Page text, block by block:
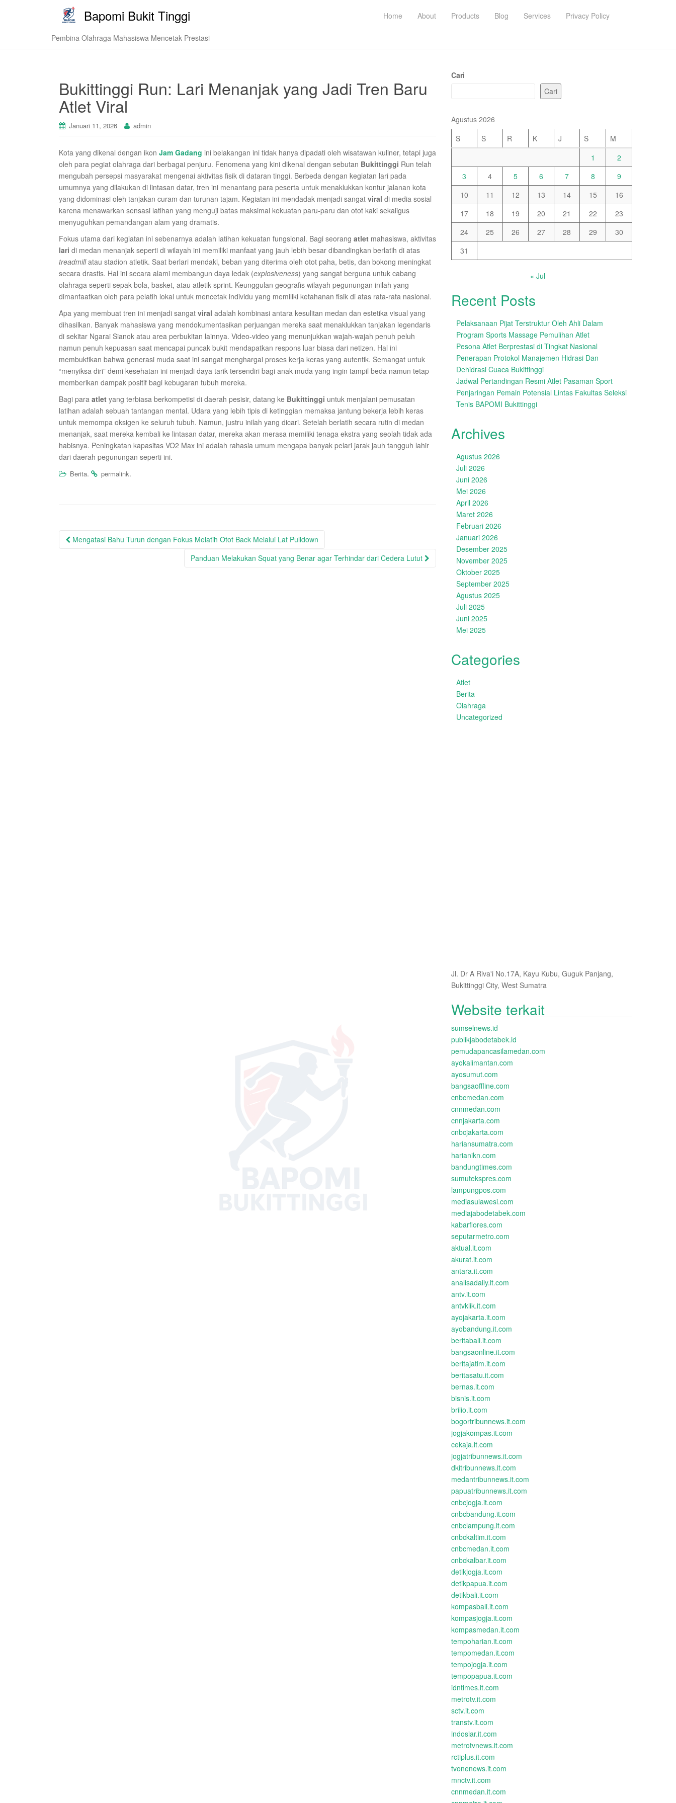
Bapomi Bukit Tinggi
Pembina Olahraga Mahasiswa Mencetak Prestasi
Home About Products Blog Services Privacy Policy
Bukittinggi Run: Lari Menanjak yang Jadi Tren Baru
Atlet Viral
Januari 11, 2026 admin
Kota yang dikenal dengan ikon Jam Gadang ini belakangan ini tidak hanya dipadati oleh wisatawan kuliner, tetapi juga
oleh para pegiat olahraga dari berbagai penjuru. Fenomena yang kini dikenal dengan sebutan Bukittinggi Run telah
mengubah persepsi masyarakat mengenai aktivitas fisik di dataran tinggi. Berbeda dengan kegiatan lari pada
umumnya yang dilakukan di lintasan datar, tren ini menantang para peserta untuk menaklukkan kontur jalanan kota
yang didominasi oleh tanjakan curam dan turunan tajam. Kegiatan ini mendadak menjadi sangat viral di media sosial
karena menawarkan sensasi latihan yang menguji batas maksimal kekuatan paru-paru dan otot kaki sekaligus
menyuguhkan pemandangan alam yang dramatis.
Fokus utama dari kegiatan ini sebenarnya adalah latihan kekuatan fungsional. Bagi seorang atlet mahasiswa, aktivitas
lari di medan menanjak seperti di wilayah ini memiliki manfaat yang jauh lebih besar dibandingkan berlatih di atas
treadmillatau stadion atletik. Saat berlari mendaki, beban yang diterima oleh otot paha, betis, dan bokong meningkat
secara drastis. Hal ini secara alami membangun daya ledak (explosiveness) yang sangat berguna untuk cabang
olahraga seperti sepak bola, basket, atau atletik sprint. Keunggulan geografis wilayah pegunungan inilah yang
dimanfaatkan oleh para pelatih lokal untuk mencetak individu yang memiliki ketahanan fisik di atas rata-rata nasional.
Apa yang membuat tren ini menjadi sangat viral adalah kombinasi antara kesulitan medan dan estetika visual yang
dihasilkan. Banyak mahasiswa yang mendokumentasikan perjuangan mereka saat menaklukkan tanjakan legendaris
di sekitar Ngarai Sianok atau area perbukitan lainnya. Video-video yang menunjukkan wajah-wajah penuh peluh
namun penuh kepuasan saat mencapai puncak bukit mendapatkan respons luar biasa dari netizen. Hal ini
membuktikan bahwa generasi muda saat ini sangat menghargai proses kerja keras yang autentik. Semangat untuk
“menyiksa diri” demi kesehatan ini menjadi daya tarik tersendiri bagi anak muda yang ingin tampil beda namun tetap
memberikan dampak positif bagi kebugaran tubuh mereka.
Bagi para atlet yang terbiasa berkompetisi di daerah pesisir, datang ke Bukittinggi untuk menjalani pemusatan
latihan adalah sebuah tantangan mental. Udara yang lebih tipis di ketinggian memaksa jantung bekerja lebih keras
untuk memompa oksigen ke seluruh tubuh. Namun, justru inilah yang dicari. Setelah berlatih secara rutin di medan
menanjak, saat mereka kembali ke lintasan datar, mereka akan merasa memiliki tenaga ekstra yang seolah tidak ada
habisnya. Peningkatan kapasitas VO2 Max ini adalah rahasia umum mengapa banyak pelari jarak jauh tangguh lahir
dari daerah pegunungan seperti ini.
Berita. permalink.
Post
Mengatasi Bahu Turun dengan Fokus Melatih Otot Back Melalui Lat Pulldown
Panduan Melakukan Squat yang Benar agar Terhindar dari Cedera Lutut
Cari
Cari
Agustus 2026
S
S R K J S
M
1
2
3
4 5 6 7 8
9
10
11 12 13 14 15
16
17
18 19 20 21 22
23
24
25 26 27 28 29
30
31
« Jul
Recent Posts
Pelaksanaan Pijat Terstruktur Oleh Ahli Dalam
Program Sports Massage Pemulihan Atlet
Pesona Atlet Berprestasi di Tingkat Nasional
Penerapan Protokol Manajemen Hidrasi Dan
Dehidrasi Cuaca Bukittinggi
Jadwal Pertandingan Resmi Atlet Pasaman Sport
Penjaringan Pemain Potensial Lintas Fakultas Seleksi
Tenis BAPOMI Bukittinggi
Archives
Agustus 2026
Juli 2026
Juni 2026
Mei 2026
April 2026
Maret 2026
Februari 2026
Januari 2026
Desember 2025
November 2025
Oktober 2025
September 2025
Agustus 2025
Juli 2025
Juni 2025
Mei 2025
Categories
Atlet
Berita
Olahraga
Uncategorized
Jl. Dr A Riva'i No.17A, Kayu Kubu, Guguk Panjang,
Bukittinggi City, West Sumatra
Website terkait
sumselnews.id
publikjabodetabek.id
pemudapancasilamedan.com
ayokalimantan.com
ayosumut.com
bangsaoffline.com
cnbcmedan.com
cnnmedan.com
cnnjakarta.com
cnbcjakarta.com
hariansumatra.com
harianikn.com
bandungtimes.com
sumutekspres.com
lampungpos.com
mediasulawesi.com
mediajabodetabek.com
kabarflores.com
seputarmetro.com
aktual.it.com
akurat.it.com
antara.it.com
analisadaily.it.com
antv.it.com
antvklik.it.com
ayojakarta.it.com
ayobandung.it.com
beritabali.it.com
bangsaonline.it.com
beritajatim.it.com
beritasatu.it.com
bernas.it.com
bisnis.it.com
brilio.it.com
bogortribunnews.it.com
jogjakompas.it.com
cekaja.it.com
jogjatribunnews.it.com
dkitribunnews.it.com
medantribunnews.it.com
papuatribunnews.it.com
cnbcjogja.it.com
cnbcbandung.it.com
cnbclampung.it.com
cnbckaltim.it.com
cnbcmedan.it.com
cnbckalbar.it.com
detikjogja.it.com
detikpapua.it.com
detikbali.it.com
kompasbali.it.com
kompasjogja.it.com
kompasmedan.it.com
tempoharian.it.com
tempomedan.it.com
tempojogja.it.com
tempopapua.it.com
idntimes.it.com
metrotv.it.com
sctv.it.com
transtv.it.com
indosiar.it.com
metrotvnews.it.com
rctiplus.it.com
tvonenews.it.com
mnctv.it.com
cnnmedan.it.com